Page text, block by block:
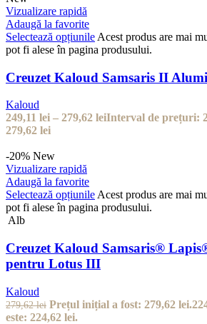
Vizualizare rapidă
Adaugă la favorite
Selectează opțiunile Acest produs are mai
pot fi alese în pagina produsului.
Creuzet Kaloud Samsaris II
Kaloud
249,11 lei – 279,62 leiInterval de prețuri:
279,62 lei
-20% New
Vizualizare rapidă
Adaugă la favorite
Selectează opțiunileAcest produs are mai
pot fi alese în pagina produsului.
Alb
Creuzet Kaloud Samsaris®
pentru Lotus III
Kaloud
279,62lei Prețul inițial a fost: 279,62 lei.
este: 224,62 lei.